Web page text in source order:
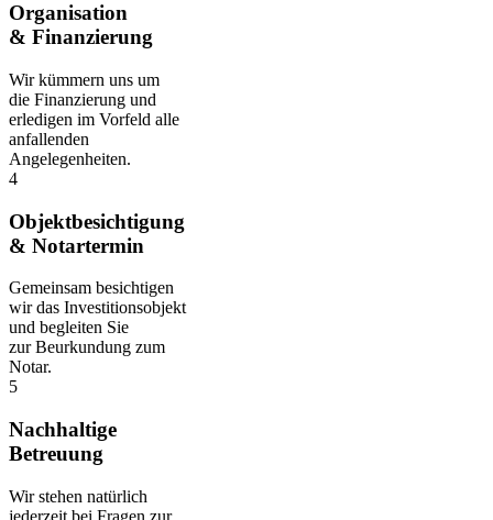
Organisation
& Finanzierung
Wir kümmern uns um
die Finanzierung und
erledigen im Vorfeld alle
anfallenden
Angelegenheiten.
4
Objektbesichtigung
& Notartermin
Gemeinsam besichtigen
wir das Investitionsobjekt
und begleiten Sie
zur Beurkundung zum
Notar.
5
Nachhaltige
Betreuung
Wir stehen natürlich
jederzeit bei Fragen zur